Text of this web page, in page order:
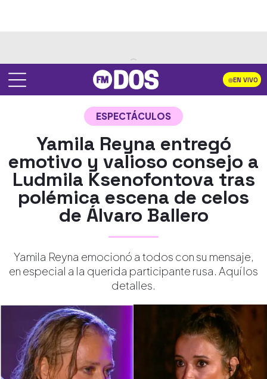
EN VIVO
ESPECTÁCULOS
Yamila Reyna entregó
emotivo y valioso consejo a
Ludmila Ksenofontova tras
polémica escena de celos
de Álvaro Ballero
Yamila Reyna emocionó a todos con su mensaje,
en especial a la querida participante rusa. Aquí los
detalles.